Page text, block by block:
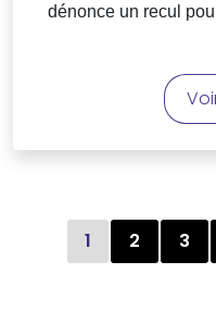
dénonce un recul
1 2 3